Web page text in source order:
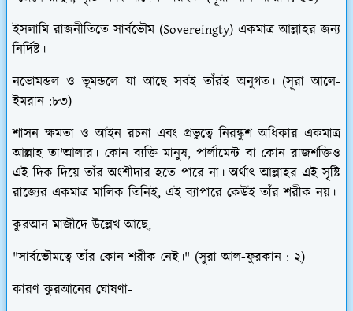
ইসলামি রাজনীতিতে সার্বভৌম (Sovereingty) একমাত্র আল্লাহর জন্য
নির্দিষ্ট।
নভোমন্ডল ও ভূমন্ডলে যা আছে সবই তাঁরই অনুগত। (সূরা আলে-
ইমরান :৮৩)
শাসন ক্ষমতা ও আইন রচনা এবং প্রভুত্বে নিরঙ্কুশ অধিকার একমাত্র
আল্লাহ তা'আলার। কোন ব্যক্তি মানুষ, পার্লামেন্ট বা কোন রাজশক্তিও
এই দিক দিয়ে তাঁর অংশীদার হতে পারে না। অর্থাৎ আল্লাহর এই সৃষ্টি
রাজ্যের একমাত্র মালিক তিনিই, এই ব্যাপারে কেউই তাঁর শরীক নয়।
কুরআন মাজীদে উল্লেখ আছে,
"সার্বভৌমত্বে তাঁর কোন শরীক নেই।" (সুরা আল-ফুরকান : ২)
কারণ কুরআনের ঘোষণা-